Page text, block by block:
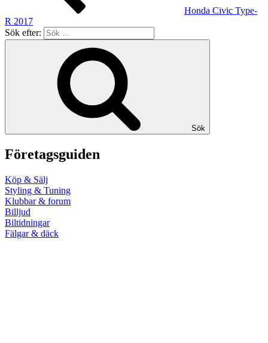
Honda Civic Type-
R 2017
Sök efter:
Sök
Företagsguiden
Köp & Sälj
Styling & Tuning
Klubbar & forum
Billjud
Biltidningar
Fälgar & däck